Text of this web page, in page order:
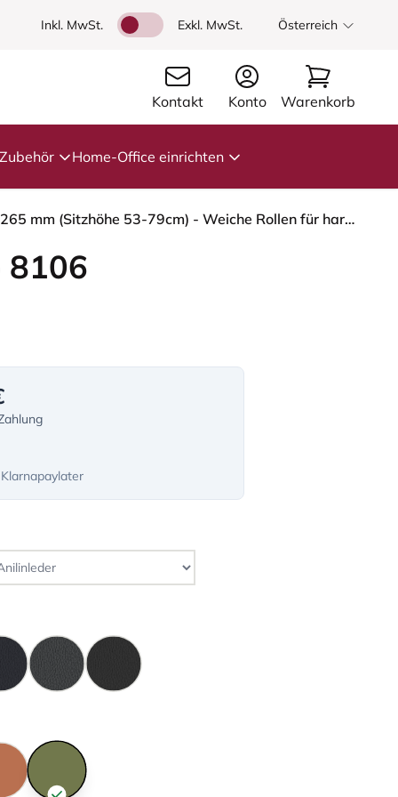
Inkl. MwSt. Exkl. MwSt. Österreich
Kontakt Konto Warenkorb
Zubehör Home-Office einrichten
HÅG Capisco 8106 - Paloma Soft (Wollsdorf) - Semi-Anilinleder - PL05429 Cognac - Moss Grey - 265 mm (Sitzhöhe 53-79cm) - Weiche Rollen für harte Böden
8106